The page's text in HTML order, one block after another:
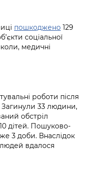
пошкоджено 129
соціальної
медичні
роботи після
Загинули 33 людини,
обстріл
дітей. Пошуково-
3 доби. Внаслідок
людей вдалося